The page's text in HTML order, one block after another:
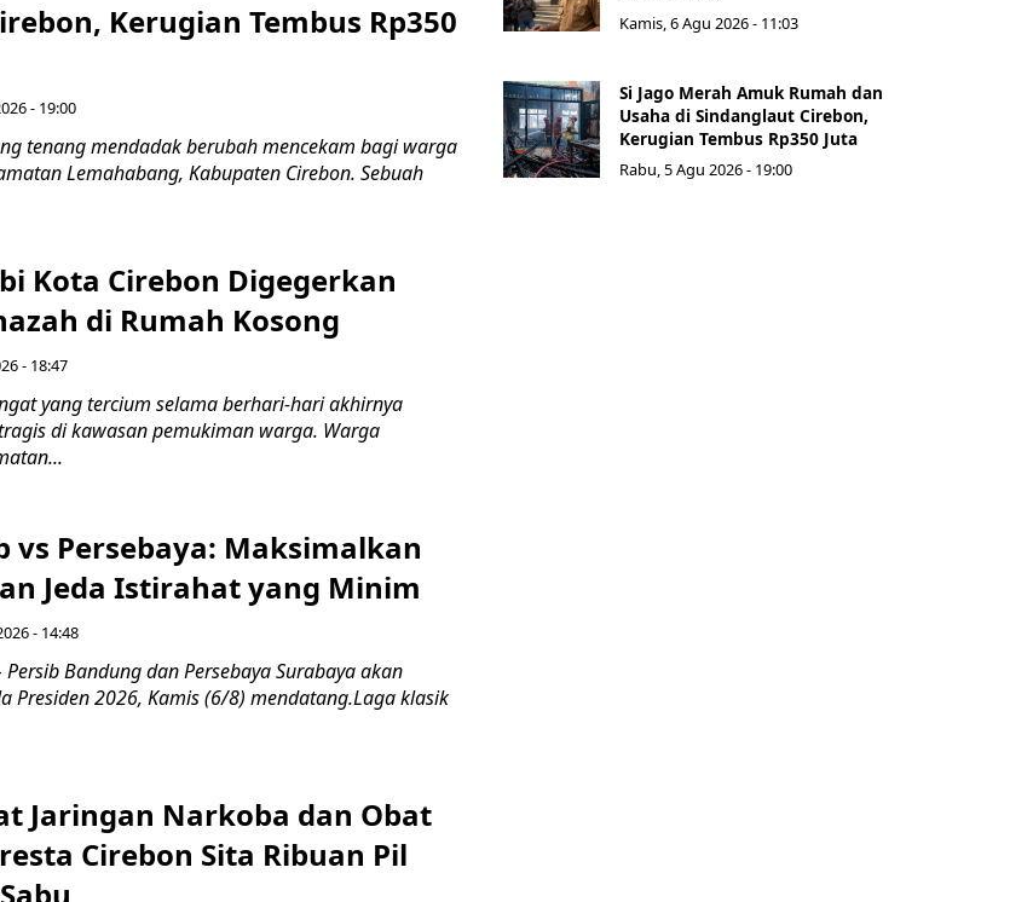
Kerugian Tembus Rp350
- 19:00
tenang mendadak berubah mencekam bagi warga
Lemahabang, Kabupaten Cirebon. Sebuah
Kota Cirebon Digegerkan
di Rumah Kosong
- 18:47
yang tercium selama berhari-hari akhirnya
di kawasan pemukiman warga. Warga
vs Persebaya: Maksimalkan
Jeda Istirahat yang Minim
- 14:48
Persib Bandung dan Persebaya Surabaya akan
Presiden 2026, Kamis (6/8) mendatang.Laga klasik
Jaringan Narkoba dan Obat
Cirebon Sita Ribuan Pil
Kamis, 6 Agu 2026 - 11:03
Si Jago Merah Amuk Rumah dan
Usaha di Sindanglaut Cirebon,
Kerugian Tembus Rp350 Juta
Rabu, 5 Agu 2026 - 19:00